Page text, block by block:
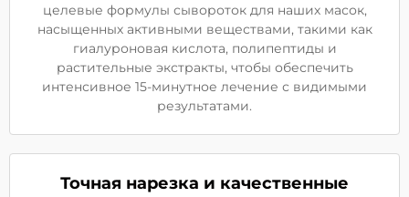
целевые формулы сывороток для наших масок,
насыщенных активными веществами, такими как
гиалуроновая кислота, полипептиды и
растительные экстракты, чтобы обеспечить
интенсивное 15-минутное лечение с видимыми
результатами.
Точная нарезка и качественные